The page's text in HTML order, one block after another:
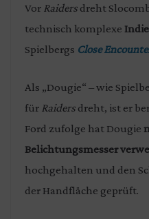
Vor Raiders dreht
technisch komplexe
Spielbergs Close
Als „Dougie“ – wie
für Raiders dreht, ist er
Ford zufolge hat Dougie
Belichtungsmesser
hochgehalten und den
der Handfläche geprüft.